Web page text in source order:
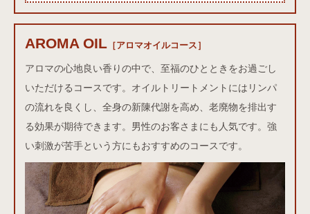
アロマオイルコース
AROMA OIL ［アロマオイルコース］
アロマの心地良い香りの中で、至福のひとときをお過ごし
いただけるコースです。オイルトリートメントにはリンパ
の流れを良くし、全身の新陳代謝を高め、老廃物を排出す
る効果が期待できます。男性のお客さまにも人気です。強
い刺激が苦手という方にもおすすめのコースです。